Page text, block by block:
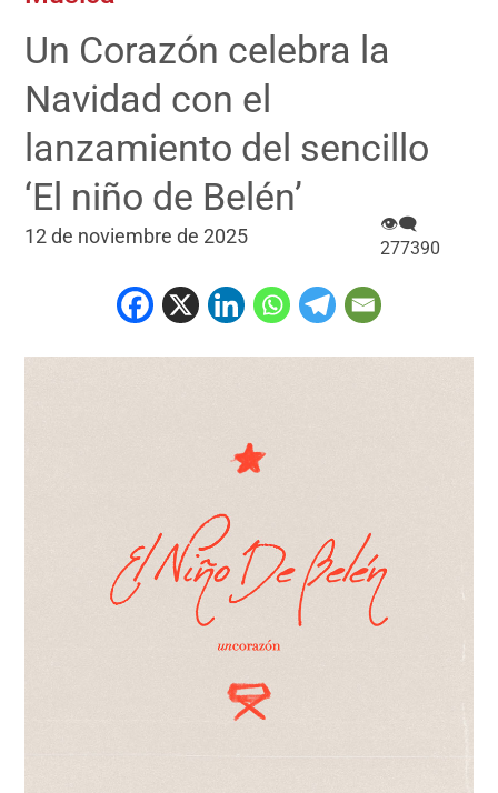
Un Corazón celebra la
Navidad con el
lanzamiento del sencillo
‘El niño de Belén’
12 de noviembre de 2025
👁‍🗨
277390